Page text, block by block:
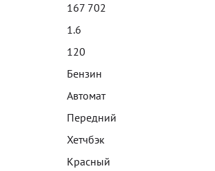
167 702
1.6
120
Бензин
Автомат
Передний
Хетчбэк
Красный